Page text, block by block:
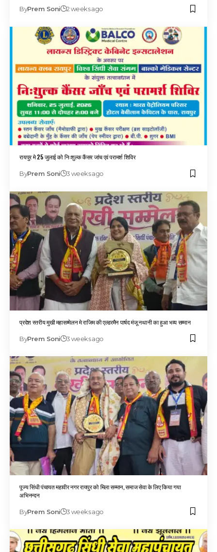
ByPrem Soni 2 weeks ago
रायपुर मे 25 जुलाई को निःशुल्क कैंसर जांच एवं परामर्श शिविर
ByPrem Soni 3 weeks ago
प्रदेश स्तरीय मुखी महासम्मेलन मे राजिम की एल्डरमैन पार्षद मंजू नथानी का हुआ भव्य सम्मान
ByPrem Soni 3 weeks ago
पूज्य सिंधी पंचायत महावीर नगर रायपुर को मिला सम्मान, समाज सेवा के लिए किया गया
अभिनन्दन
ByPrem Soni 3 weeks ago